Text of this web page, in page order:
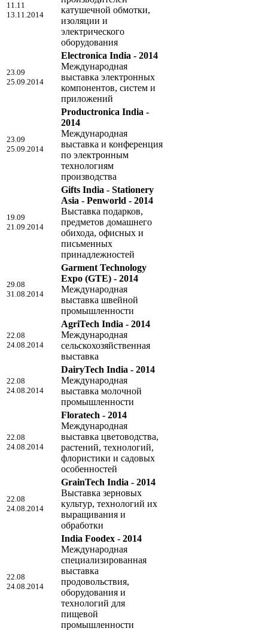
11.11
13.11.2014
катушечной обмотки,
изоляции и
электрического
оборудования
23.09
25.09.2014
Electronica India - 2014
Международная
выставка электронных
компонентов, систем и
приложений
23.09
25.09.2014
Productronica India -
2014
Международная
выставка и конференция
по электронным
технологиям
производства
19.09
21.09.2014
Gifts India - Stationery
Asia - Penworld - 2014
Выставка подарков,
предметов домашнего
обихода, офисных и
письменных
принадлежностей
29.08
31.08.2014
Garment Technology
Expo (GTE) - 2014
Международная
выставка швейной
промышленности
22.08
24.08.2014
AgriTech India - 2014
Международная
сельскохозяйственная
выставка
22.08
24.08.2014
DairyTech India - 2014
Международная
выставка молочной
промышленности
22.08
24.08.2014
Floratech - 2014
Международная
выставка цветоводства,
растений, технологий,
флористики и садовых
особенностей
22.08
24.08.2014
GrainTech India - 2014
Выставка зерновых
культур, технологий их
выращивания и
обработки
22.08
24.08.2014
India Foodex - 2014
Международная
специализированная
выставка
продовольствия,
оборудования и
технологий для
пищевой
промышленности